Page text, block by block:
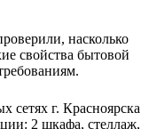
насколько
свойства бытовой
сетях г. Красноярска
2 шкафа, стеллаж,